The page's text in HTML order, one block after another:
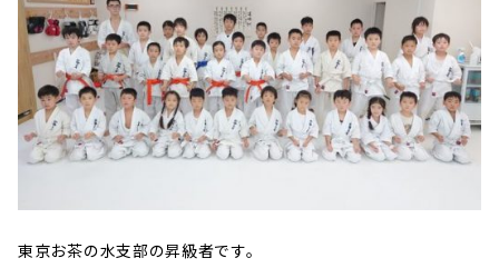
東京お茶の水支部の昇級者です。